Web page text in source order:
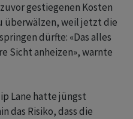
gestiegenen Kosten
⁠überwälzen, weil jetzt die
dürfte: «Das alles
Sicht ⁠anheizen», warnte
Lane hatte jüngst
das Risiko, dass ‌die